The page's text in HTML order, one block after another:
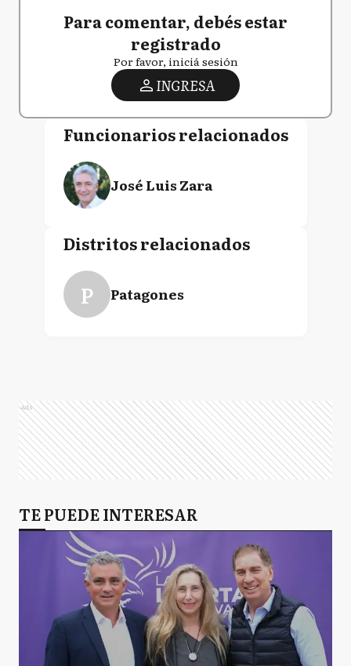
Para comentar, debés estar
registrado
Por favor, iniciá sesión
INGRESA
Funcionarios relacionados
José Luis Zara
Distritos relacionados
P Patagones
Ads
TE PUEDE INTERESAR